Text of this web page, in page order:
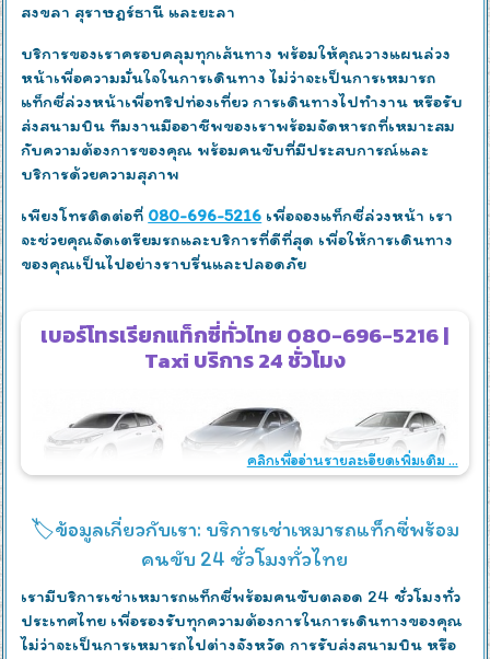
สงขลา สุราษฎร์ธานี และยะลา
บริการของเราครอบคลุมทุกเส้นทาง พร้อมให้คุณวางแผนล่วง
หน้าเพื่อความมั่นใจในการเดินทาง ไม่ว่าจะเป็นการเหมารถ
แท็กซี่ล่วงหน้าเพื่อทริปท่องเที่ยว การเดินทางไปทำงาน หรือรับ
ส่งสนามบิน ทีมงานมืออาชีพของเราพร้อมจัดหารถที่เหมาะสม
กับความต้องการของคุณ พร้อมคนขับที่มีประสบการณ์และ
บริการด้วยความสุภาพ
เพียงโทรติดต่อที่ 080-696-5216 เพื่อจองแท็กซี่ล่วงหน้า เรา
จะช่วยคุณจัดเตรียมรถและบริการที่ดีที่สุด เพื่อให้การเดินทาง
ของคุณเป็นไปอย่างราบรื่นและปลอดภัย
เบอร์โทรเรียกแท็กซี่ทั่วไทย 080-696-5216 |
Taxi บริการ 24 ชั่วโมง
คลิกเพื่ออ่านรายละเอียดเพิ่มเติม ...
🏷️ข้อมูลเกี่ยวกับเรา: บริการเช่าเหมารถแท็กซี่พร้อม
คนขับ 24 ชั่วโมงทั่วไทย
เรามีบริการเช่าเหมารถแท็กซี่พร้อมคนขับตลอด 24 ชั่วโมงทั่ว
ประเทศไทย เพื่อรองรับทุกความต้องการในการเดินทางของคุณ
ไม่ว่าจะเป็นการเหมารถไปต่างจังหวัด การรับส่งสนามบิน หรือ